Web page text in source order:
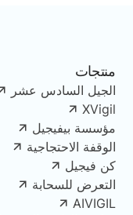
منتجات
الجيل السادس عشر
XVigil
مؤسسة بيفيجيل
الوقفة الاحتجاجية
كن فيجيل
التعرض للسحابة
AIVIGIL